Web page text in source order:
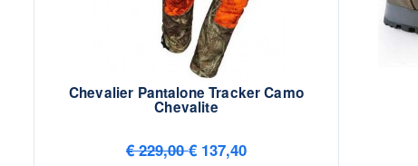
Chevalier Pantalone Tracker Camo
Chevalite
€ 229,00€ 137,40